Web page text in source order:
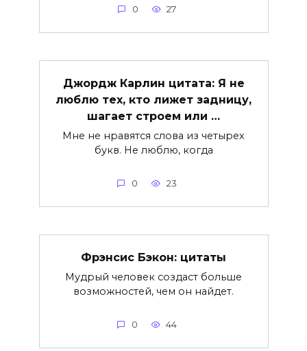
0 27
Джордж Карлин цитата: Я не
люблю тех, кто лижет задницу,
шагает строем или …
Мне не нравятся слова из четырех
букв. Не люблю, когда
0 23
Фрэнсис Бэкон: цитаты
Мудрый человек создаст больше
возможностей, чем он найдет.
0 44